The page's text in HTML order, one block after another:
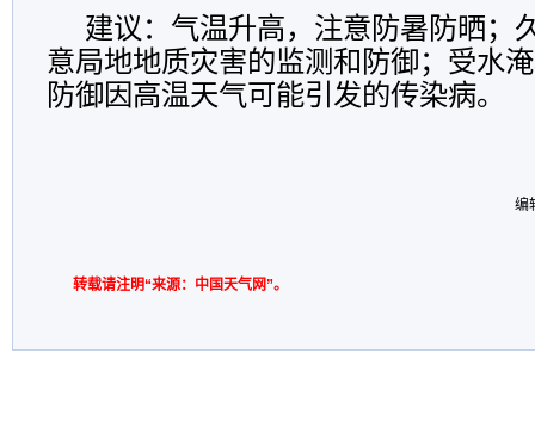
建议：气温升高，注意防暑防晒；
意局地地质灾害的监测和防御；受水
防御因高温天气可能引发的传染病。
编
转载请注明“来源：中国天气网”。